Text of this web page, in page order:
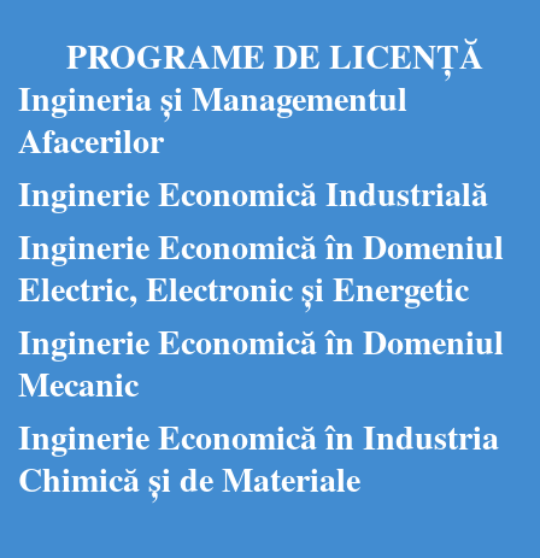
PROGRAME DE LICENȚĂ
Ingineria și Managementul
Afacerilor
Inginerie Economică Industrială
Inginerie Economică în Domeniul
Electric, Electronic și Energetic
Inginerie Economică în Domeniul
Mecanic
Inginerie Economică în Industria
Chimică și de Materiale